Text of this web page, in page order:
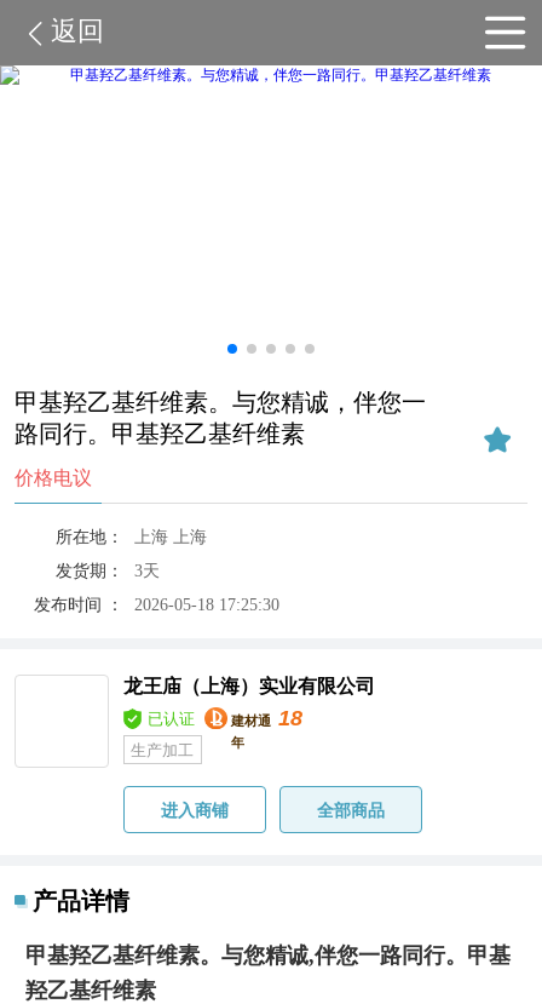
返回
甲基羟乙基纤维素。与您精诚，伴您一
路同行。甲基羟乙基纤维素
价格电议
所在地：
上海 上海
发货期：
3天
发布时间 ：
2026-05-18 17:25:30
龙王庙（上海）实业有限公司
已认证 建材通 18
年
生产加工
进入商铺 全部商品
产品详情
甲基羟乙基纤维素。与您精诚,伴您一路同行。甲基
羟乙基纤维素